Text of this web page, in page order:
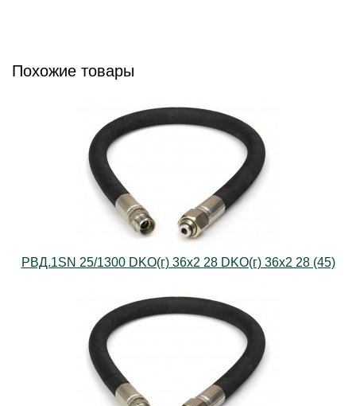
Похожие товары
РВД.1SN 25/1300 DKO(г) 36х2 28 DKO(г) 36х2 28 (45)